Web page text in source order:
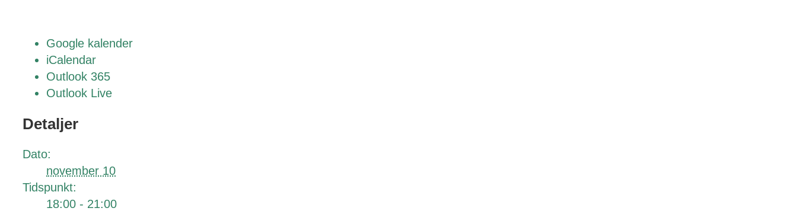
Google kalender
iCalendar
Outlook 365
Outlook Live
Detaljer
Dato:
november 10
Tidspunkt:
18:00 - 21:00